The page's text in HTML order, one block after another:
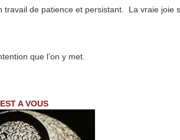
de patience et persistant. La vraie joie
que l’on y met.
A VOUS